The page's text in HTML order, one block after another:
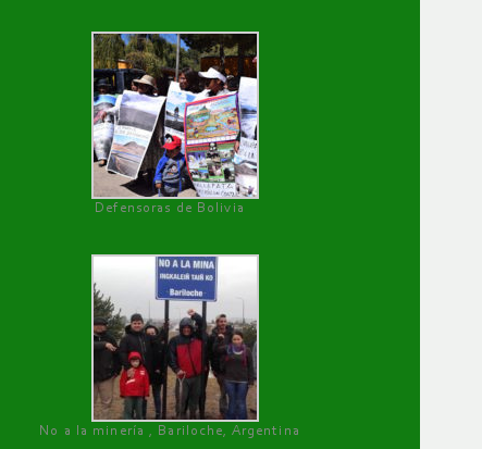
Defensoras de Bolivia
No a la minería , Bariloche, Argentina